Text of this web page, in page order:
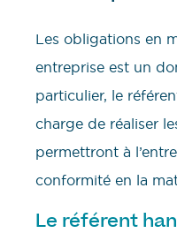
Les obligations en
entreprise est un
particulier, le
charge de réaliser
permettront à
conformité en la
Le référent